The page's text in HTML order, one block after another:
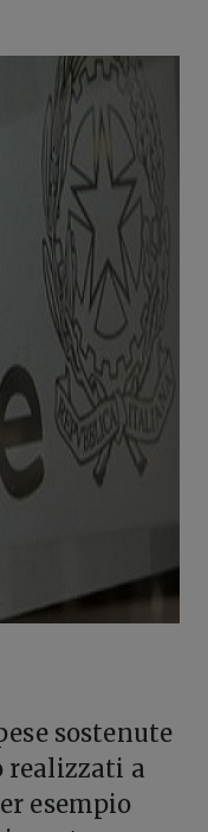
sostenute
realizzati a
esempio